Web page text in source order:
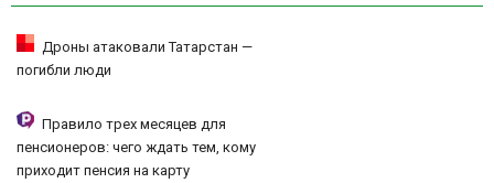
Дроны атаковали Татарстан —
погибли люди
Правило трех месяцев для
пенсионеров: чего ждать тем, кому
приходит пенсия на карту